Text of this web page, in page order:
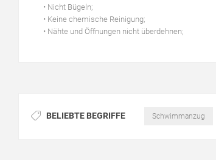
• Nicht Bügeln;
• Keine chemische Reinigung;
• Nähte und Öffnungen nicht überdehnen;
BELIEBTE BEGRIFFE Schwimmanzug